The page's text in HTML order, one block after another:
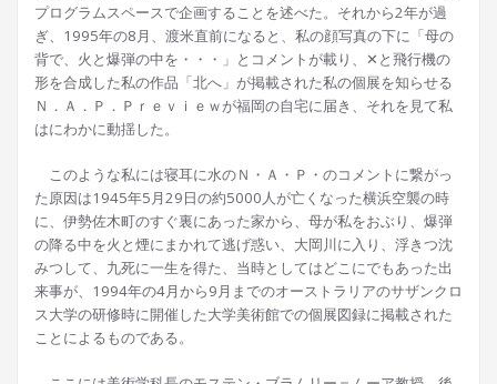
プログラムスペースで企画することを述べた。それから2年が過
ぎ、1995年の8月、渡米直前になると、私の顔写真の下に「母の
背で、火と爆弾の中を・・・」とコメントが載り、✕と飛行機の
形を合成した私の作品「北へ」が掲載された私の個展を知らせる
Ｎ．Ａ．Ｐ．Ｐｒｅｖｉｅｗが福岡の自宅に届き、それを見て私
はにわかに動揺した。
このような私には寝耳に水のＮ・Ａ・Ｐ・のコメントに繋がっ
た原因は1945年5月29日の約5000人が亡くなった横浜空襲の時
に、伊勢佐木町のすぐ裏にあった家から、母が私をおぶり、爆弾
の降る中を火と煙にまかれて逃げ惑い、大岡川に入り、浮きつ沈
みつして、九死に一生を得た、当時としてはどこにでもあった出
来事が、1994年の4月から9月までのオーストラリアのサザンクロ
ス大学の研修時に開催した大学美術館での個展図録に掲載された
ことによるものである。